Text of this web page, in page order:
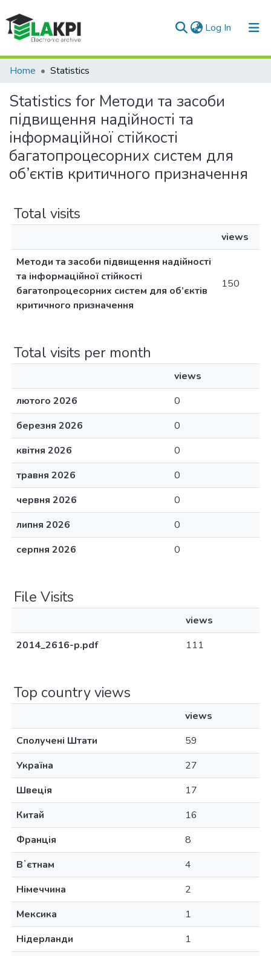
Log In (current)
Communities & Collections
All of DSpace
Home Statistics
Statistics for Методи та засоби
підвищення надійності та
інформаційної стійкості
багатопроцесорних систем для
об’єктів критичного призначення
Total visits
views
Методи та засоби підвищення надійності
та інформаційної стійкості
багатопроцесорних систем для об’єктів
критичного призначення
150
Total visits per month
views
лютого 2026
0
березня 2026
0
квітня 2026
0
травня 2026
0
червня 2026
0
липня 2026
0
серпня 2026
0
File Visits
views
2014_2616-p.pdf
111
Top country views
views
Сполучені Штати
59
Україна
27
Швеція
17
Китай
16
Франція
8
Вʼєтнам
4
Німеччина
2
Мексика
1
Нідерланди
1